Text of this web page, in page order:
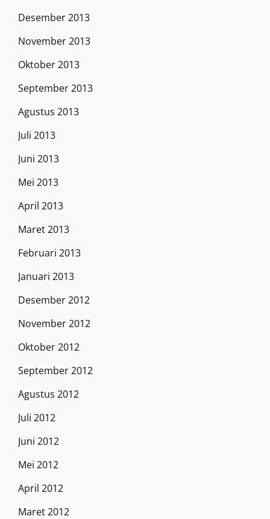
Desember 2013
November 2013
Oktober 2013
September 2013
Agustus 2013
Juli 2013
Juni 2013
Mei 2013
April 2013
Maret 2013
Februari 2013
Januari 2013
Desember 2012
November 2012
Oktober 2012
September 2012
Agustus 2012
Juli 2012
Juni 2012
Mei 2012
April 2012
Maret 2012